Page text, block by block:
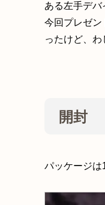
ある左手デバ
今回プレゼン
ったけど、
開封
パッケージは